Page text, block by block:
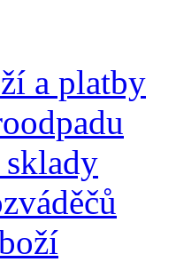
a platby